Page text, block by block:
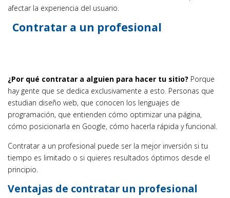
afectar la experiencia del usuario.
Contratar a un profesional
¿Por qué contratar a alguien para hacer tu sitio? Porque
hay gente que se dedica exclusivamente a esto. Personas que
estudian diseño web, que conocen los lenguajes de
programación, que entienden cómo optimizar una página,
cómo posicionarla en Google, cómo hacerla rápida y funcional.
Contratar a un profesional puede ser la mejor inversión si tu
tiempo es limitado o si quieres resultados óptimos desde el
principio.
Ventajas de contratar un profesional